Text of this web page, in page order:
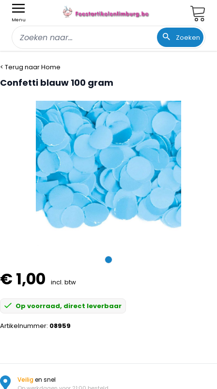
Menu
Zoeken
< Terug naar Home
Confetti blauw 100 gram
€ 1,00 incl. btw
Op voorraad, direct leverbaar
Artikelnummer: 08959
Veiligen snel